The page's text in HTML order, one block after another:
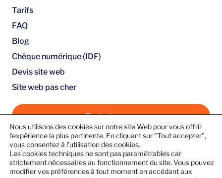
Créez votre site web à partir de49€ HT
Tarifs
FAQ
Blog
Chèque numérique (IDF)
Devis site web
Site web pas cher
Contactez-nous
Guide pratique : Créez votre site web en 10 étapes
simples (e-book gratuit)
Suivez-nous
Nous utilisons des cookies sur notre site Web pour vous offrir
l'expérience la plus pertinente. En cliquant sur "Tout accepter",
vous consentez à l'utilisation des cookies.
Les cookies techniques ne sont pas paramétrables car
strictement nécessaires au fonctionnement du site. Vous pouvez
modifier vos préférences à tout moment en accédant aux